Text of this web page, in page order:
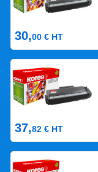
30,00 € HT
37,82 € HT